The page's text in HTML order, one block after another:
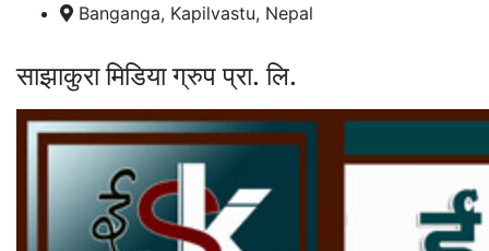
Banganga, Kapilvastu, Nepal
साझाकुरा मिडिया ग्रुप प्रा. लि.